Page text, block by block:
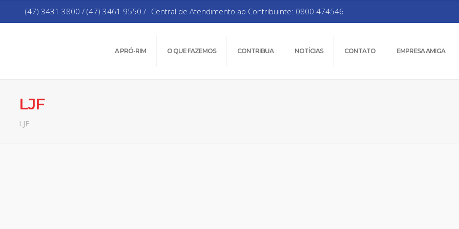
(47) 3431 3800 / (47) 3461 9550 / Central de Atendimento ao Contribuinte: 0800 474546
A PRÓ-RIM O QUE FAZEMOS CONTRIBUA NOTÍCIAS CONTATO EMPRESA AMIGA
LJF
LJF